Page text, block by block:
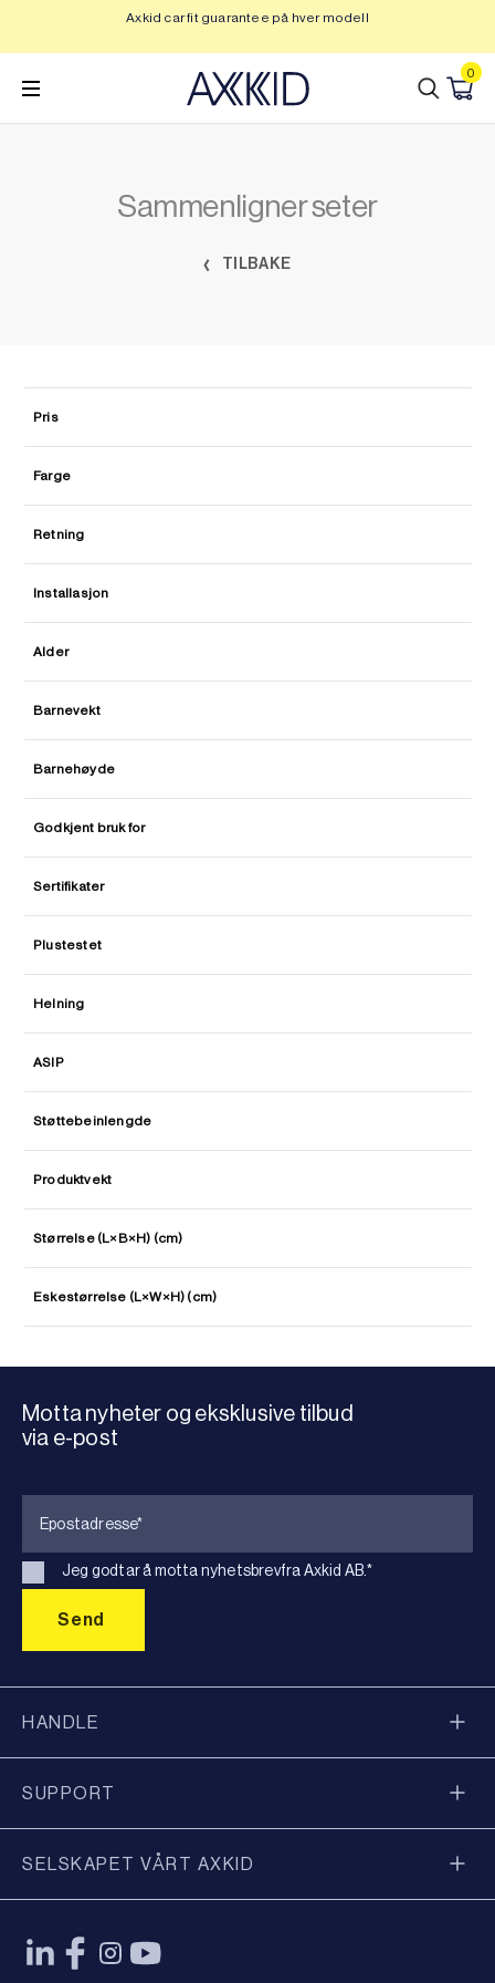
innhold
Axkid car fit guarantee på hver modell
0
Sammenligner seter
TILBAKE
Pris
Farge
Retning
Installasjon
Alder
Barnevekt
Barnehøyde
Godkjent bruk for
Sertifikater
Plustestet
Helning
ASIP
Støttebeinlengde
Produktvekt
Størrelse (L×B×H) (cm)
Eskestørrelse (L×W×H) (cm)
Motta nyheter og eksklusive tilbud
via e-post
Jeg godtar å motta nyhetsbrevfra Axkid AB.*
HANDLE
SUPPORT
SELSKAPET VÅRT AXKID